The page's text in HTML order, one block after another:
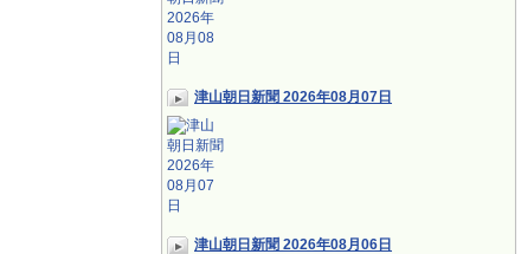
津山朝日新聞 2026年08月07日
津山朝日新聞 2026年08月06日